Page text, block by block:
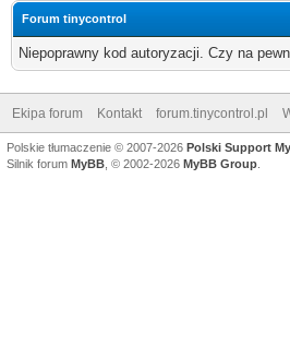
Forum tinycontrol
Niepoprawny kod autoryzacji. Czy na
Ekipa forum Kontakt forum.tinycontrol.pl
Polskie tłumaczenie © 2007-2026 Polski Support
Silnik forum MyBB , © 2002-2026 MyBB Group